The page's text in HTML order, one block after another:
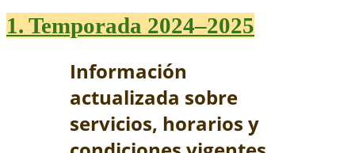
1. Temporada 2024–2025
Información
actualizada sobre
servicios, horarios y